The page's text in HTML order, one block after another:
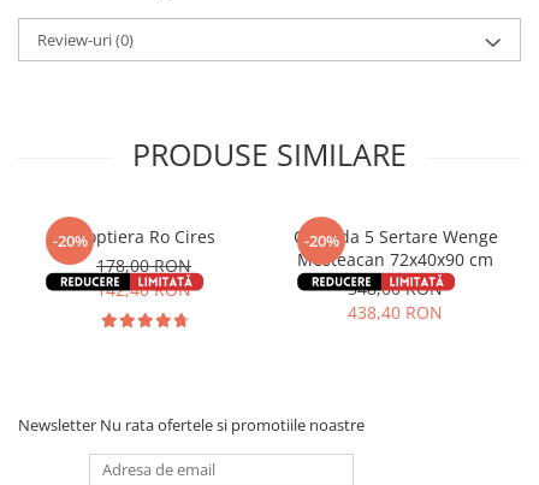
Review-uri(0)
PRODUSE SIMILARE
-20%Noptiera Ro Cires
178,00 RON
142,40 RON
-20%
Comoda 5 Sertare Wenge
Mesteacan 72x40x90 cm
548,00 RON
438,40 RON
Newsletter Nu rata ofertele si promotiile noastre